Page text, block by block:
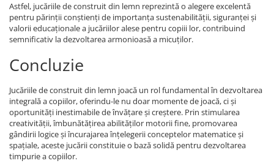
Astfel, jucăriile de construit din lemn reprezintă o alegere excelentă
pentru părinții conștienți de importanța sustenabilității, siguranței și
valorii educaționale a jucăriilor alese pentru copiii lor, contribuind
semnificativ la dezvoltarea armonioasă a micuților.
Concluzie
Jucăriile de construit din lemn joacă un rol fundamental în dezvoltarea
integrală a copiilor, oferindu-le nu doar momente de joacă, ci și
oportunități inestimabile de învățare și creștere. Prin stimularea
creativității, îmbunătățirea abilităților motorii fine, promovarea
gândirii logice și încurajarea înțelegerii conceptelor matematice și
spațiale, aceste jucării constituie o bază solidă pentru dezvoltarea
timpurie a copiilor.